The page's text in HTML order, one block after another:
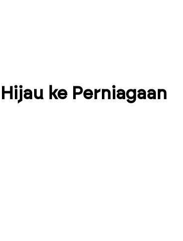
ke Perniagaan